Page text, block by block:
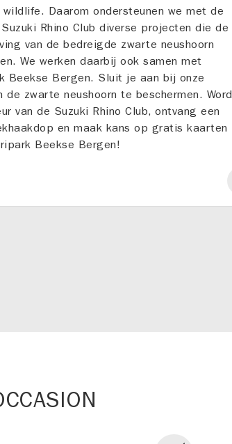
Daarom ondersteunen we met de
Rhino Club diverse projecten die de
van de bedreigde zwarte neushoorn
We werken daarbij ook samen met
Beekse Bergen. Sluit je aan bij onze
de zwarte neushoorn te beschermen. Word
van de Suzuki Rhino Club, ontvang een
en maak kans op gratis kaarten
Beekse Bergen!